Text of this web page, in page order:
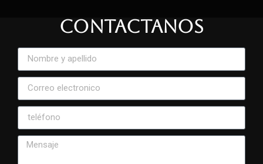
CONTACTANOS